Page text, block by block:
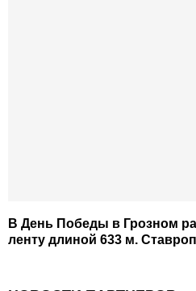
В День Победы в Грозном
ленту длиной 633 м.